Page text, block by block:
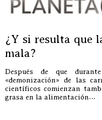
¿Y si resulta que
mala?
Después de que
«demonización» de las
científicos comienzan
grasa en la alimentación…